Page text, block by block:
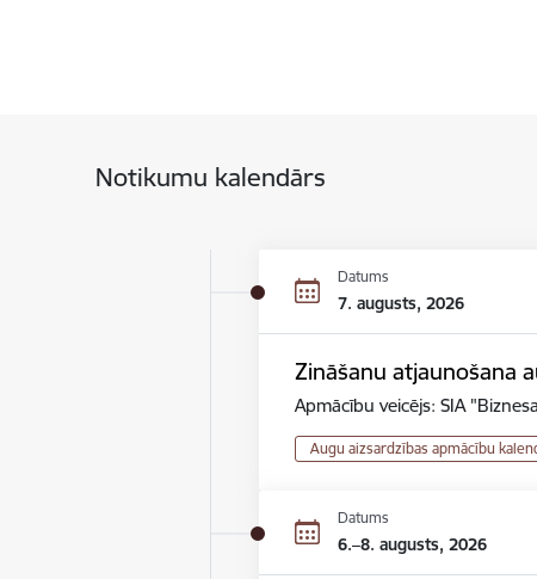
Notikumu kalendārs
Datums
7. augusts, 2026
Zināšanu atjaunošana
Apmācību veicējs: SIA
Augu aizsardzības apmācību
Datums
6.–8. augusts, 2026